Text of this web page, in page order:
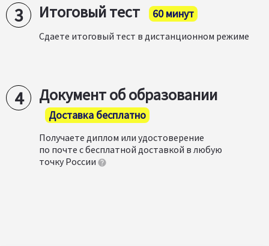
Итоговый тест 60 минут
Сдаете итоговый тест в дистанционном режиме
Документ об образовании
Доставка бесплатно
Получаете диплом или удостоверение
по почте с бесплатной доставкой в любую
точку России